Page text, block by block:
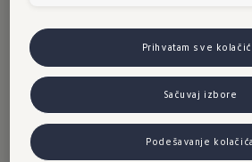
a
Prihvatam sve
Sačuvaj izbore
Podešavanje kolačića